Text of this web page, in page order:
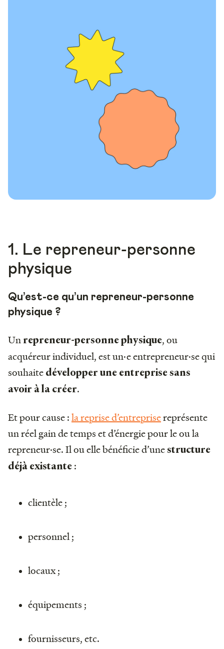
1. Le repreneur-personne
physique
Qu’est-ce qu’un repreneur-personne
physique ?
Un repreneur-personne physique, ou
acquéreur individuel, est un·e entrepreneur·se qui
souhaite développer une entreprise sans
avoir à la créer.
Et pour cause :la reprise d’entreprisereprésente
un réel gain de temps et d’énergie pour le ou la
repreneur·se. Il ou elle bénéficie d’unestructure
déjà existante :
clientèle ;
personnel ;
locaux ;
équipements ;
fournisseurs, etc.